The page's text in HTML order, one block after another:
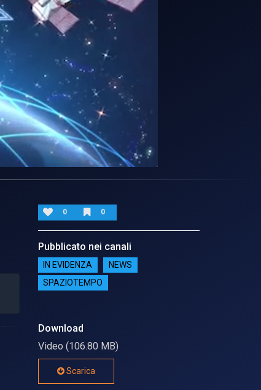
0 0
Pubblicato nei canali
IN EVIDENZA
NEWS
SPAZIOTEMPO
Download
Video (106.80 MB)
Scarica